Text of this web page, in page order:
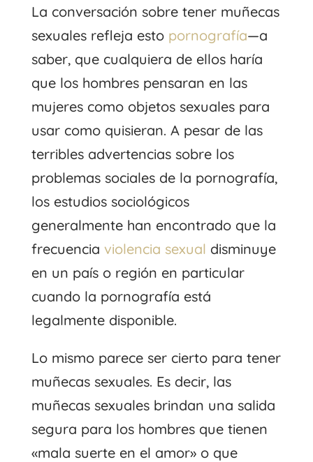
La conversación sobre tener muñecas
sexuales refleja esto pornografía—a
saber, que cualquiera de ellos haría
que los hombres pensaran en las
mujeres como objetos sexuales para
usar como quisieran. A pesar de las
terribles advertencias sobre los
problemas sociales de la pornografía,
los estudios sociológicos
generalmente han encontrado que la
frecuencia violencia sexual disminuye
en un país o región en particular
cuando la pornografía está
legalmente disponible.
Lo mismo parece ser cierto para tener
muñecas sexuales. Es decir, las
muñecas sexuales brindan una salida
segura para los hombres que tienen
«mala suerte en el amor» o que